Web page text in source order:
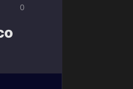
0